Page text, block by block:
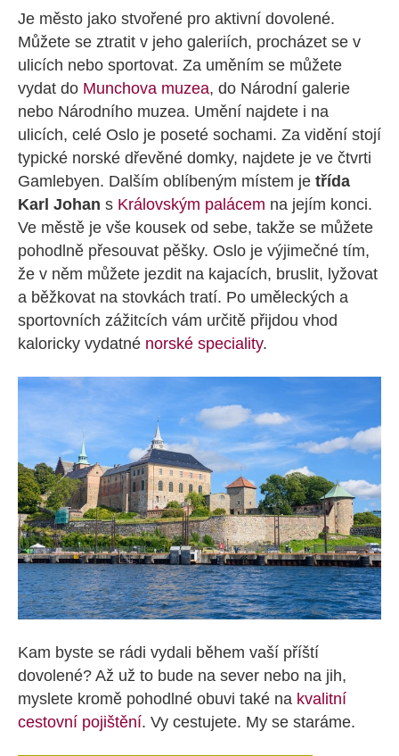
Je město jako stvořené pro aktivní dovolené.
Můžete se ztratit v jeho galeriích, procházet se v
ulicích nebo sportovat. Za uměním se můžete
vydat do Munchova muzea, do Národní galerie
nebo Národního muzea. Umění najdete i na
ulicích, celé Oslo je poseté sochami. Za vidění stojí
typické norské dřevěné domky, najdete je ve čtvrti
Gamlebyen. Dalším oblíbeným místem je třída
Karl Johan s Královským palácem na jejím konci.
Ve městě je vše kousek od sebe, takže se můžete
pohodlně přesouvat pěšky. Oslo je výjimečné tím,
že v něm můžete jezdit na kajacích, bruslit, lyžovat
a běžkovat na stovkách tratí. Po uměleckých a
sportovních zážitcích vám určitě přijdou vhod
kaloricky vydatné norské speciality.
Kam byste se rádi vydali během vaší příští
dovolené? Až už to bude na sever nebo na jih,
myslete kromě pohodlné obuvi také na kvalitní
cestovní pojištění. Vy cestujete. My se staráme.